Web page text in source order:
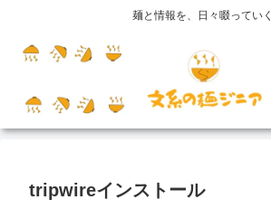
麺と情報を、日々啜っていく
tripwireインストール